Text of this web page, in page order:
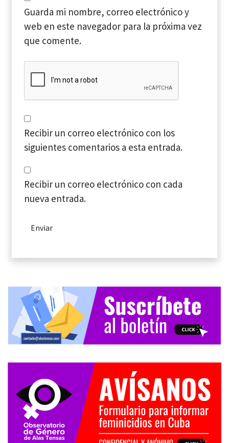
Guarda mi nombre, correo electrónico y
web en este navegador para la próxima vez
que comente.
Recibir un correo electrónico con los
siguientes comentarios a esta entrada.
Recibir un correo electrónico con cada
nueva entrada.